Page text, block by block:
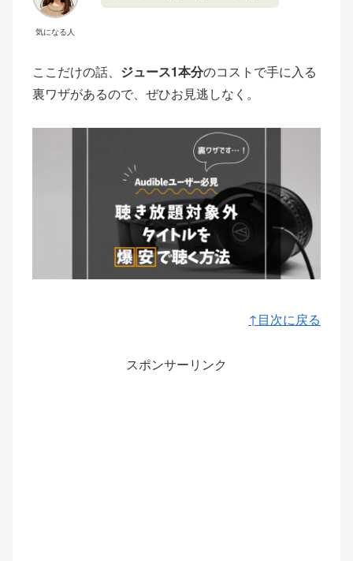
気になる人
ここだけの話、 ジュース1本分のコストで手に入る
裏ワザがあるので、ぜひお見逃しなく。
↑目次に戻る
スポンサーリンク